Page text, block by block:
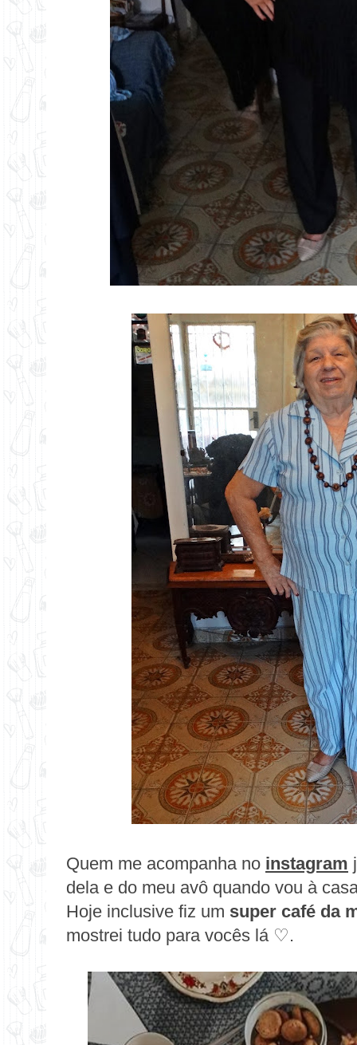
Quem me acompanha no instagram
dela e do meu avô quando vou à
Hoje inclusive fiz um super café da
mostrei tudo para vocês lá ♡.